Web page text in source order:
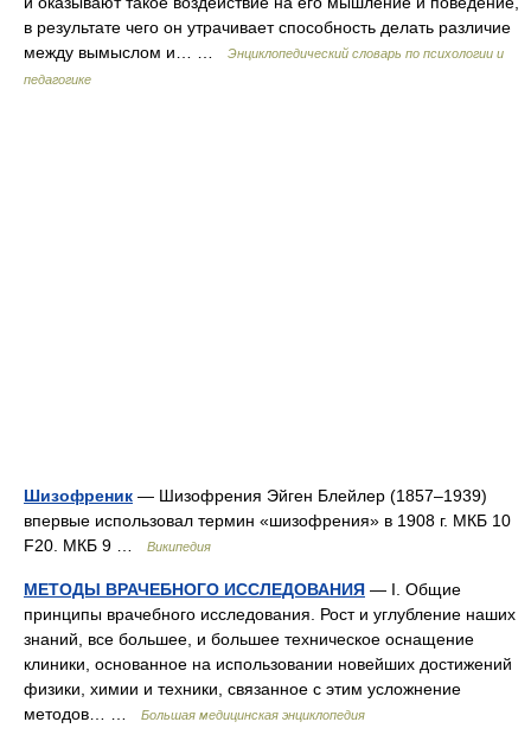
в результате чего он утрачивает способность делать различие
между вымыслом и… …
Энциклопедический словарь по психологии и
педагогике
Шизофреник — Шизофрения Эйген Блейлер (1857–1939)
впервые использовал термин «шизофрения» в 1908 г. МКБ 10
F20. МКБ 9 …
Википедия
МЕТОДЫ ВРАЧЕБНОГО ИССЛЕДОВАНИЯ — І. Общие
принципы врачебного исследования. Рост и углубление наших
знаний, все большее, и большее техническое оснащение
клиники, основанное на использовании новейших достижений
физики, химии и техники, связанное с этим усложнение
методов… …
Большая медицинская энциклопедия